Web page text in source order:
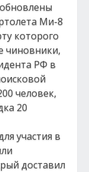
Ми-8
которого
чиновники,
РФ в
человек,
20
участия в
доставил